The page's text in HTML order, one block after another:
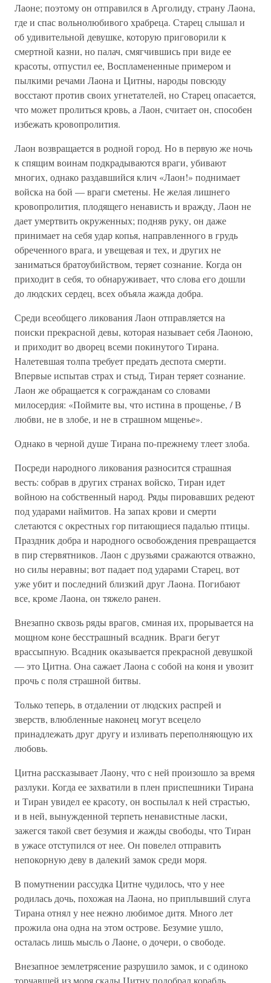
Лаоне; поэтому он отправился в Арголиду, страну Лаона,
где и спас вольнолюбивого храбреца. Старец слышал и
об удивительной девушке, которую приговорили к
смертной казни, но палач, смягчившись при виде ее
красоты, отпустил ее, Воспламененные примером и
пылкими речами Лаона и Цитны, народы повсюду
восстают против своих угнетателей, но Старец опасается,
что может пролиться кровь, а Лаон, считает он, способен
избежать кровопролития.
Лаон возвращается в родной город. Но в первую же ночь
к спящим воинам подкрадываются враги, убивают
многих, однако раздавшийся клич «Лаон!» поднимает
войска на бой — враги сметены. Не желая лишнего
кровопролития, плодящего ненависть и вражду, Лаон не
дает умертвить окруженных; подняв руку, он даже
принимает на себя удар копья, направленного в грудь
обреченного врага, и увещевая и тех, и других не
заниматься братоубийством, теряет сознание. Когда он
приходит в себя, то обнаруживает, что слова его дошли
до людских сердец, всех объяла жажда добра.
Среди всеобщего ликования Лаон отправляется на
поиски прекрасной девы, которая называет себя Лаоною,
и приходит во дворец всеми покинутого Тирана.
Налетевшая толпа требует предать деспота смерти.
Впервые испытав страх и стыд, Тиран теряет сознание.
Лаон же обращается к согражданам со словами
милосердия: «Поймите вы, что истина в прощенье, / В
любви, не в злобе, и не в страшном мщенье».
Однако в черной душе Тирана по-прежнему тлеет злоба.
Посреди народного ликования разносится страшная
весть: собрав в других странах войско, Тиран идет
войною на собственный народ. Ряды пировавших редеют
под ударами наймитов. На запах крови и смерти
слетаются с окрестных гор питающиеся падалью птицы.
Праздник добра и народного освобождения превращается
в пир стервятников. Лаон с друзьями сражаются отважно,
но силы неравны; вот падает под ударами Старец, вот
уже убит и последний близкий друг Лаона. Погибают
все, кроме Лаона, он тяжело ранен.
Внезапно сквозь ряды врагов, сминая их, прорывается на
мощном коне бесстрашный всадник. Враги бегут
врассыпную. Всадник оказывается прекрасной девушкой
— это Цитна. Она сажает Лаона с собой на коня и увозит
прочь с поля страшной битвы.
Только теперь, в отдалении от людских распрей и
зверств, влюбленные наконец могут всецело
принадлежать друг другу и изливать переполняющую их
любовь.
Цитна рассказывает Лаону, что с ней произошло за время
разлуки. Когда ее захватили в плен приспешники Тирана
и Тиран увидел ее красоту, он воспылал к ней страстью,
и в ней, вынужденной терпеть ненавистные ласки,
зажегся такой свет безумия и жажды свободы, что Тиран
в ужасе отступился от нее. Он повелел отправить
непокорную деву в далекий замок среди моря.
В помутнении рассудка Цитне чудилось, что у нее
родилась дочь, похожая на Лаона, но приплывший слуга
Тирана отнял у нее нежно любимое дитя. Много лет
прожила она одна на этом острове. Безумие ушло,
осталась лишь мысль о Лаоне, о дочери, о свободе.
Внезапное землетрясение разрушило замок, и с одиноко
торчавшей из моря скалы Цитну подобрал корабль,